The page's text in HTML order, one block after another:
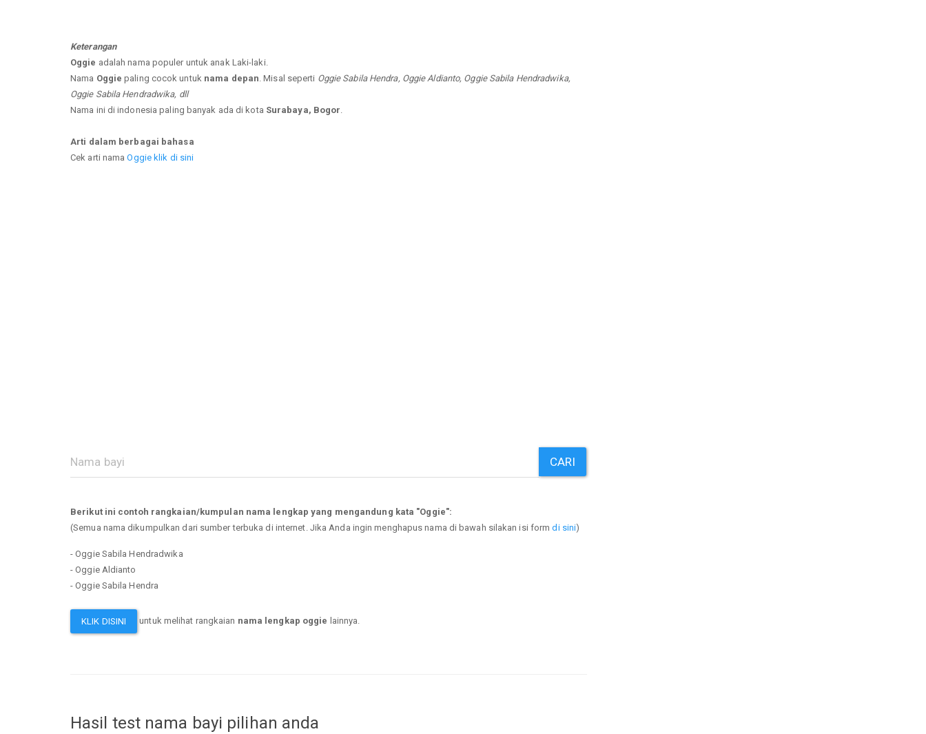
Keterangan
Oggie adalah nama populer untuk anak Laki-laki.
Nama Oggie paling cocok untuk nama depan . Misal seperti Oggie Sabila Hendra, Oggie Aldianto, Oggie Sabila Hendradwika,
Oggie Sabila Hendradwika, dll
Nama ini di indonesia paling banyak ada di kota Surabaya, Bogor
Arti dalam berbagai bahasa
Cek arti namaOggie klik di sini
CARI
Berikut ini contoh rangkaian/kumpulan nama lengkap yang mengandung kata "Oggie":
(Semua nama dikumpulkan dari sumber terbuka di internet. Jika Anda ingin menghapus nama di bawah silakan isi formdi sini)
- Oggie Sabila Hendradwika
- Oggie Aldianto
- Oggie Sabila Hendra
KLIK DISINI untuk melihat rangkaian nama lengkap oggie lainnya.
Hasil test nama bayi pilihan anda